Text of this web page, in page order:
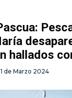
hallados
de Marzo 2024